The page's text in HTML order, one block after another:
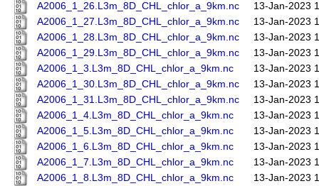
A2006_1_26.L3m_8D_CHL_chlor_a_9km.nc
13-Jan-2023
A2006_1_27.L3m_8D_CHL_chlor_a_9km.nc
13-Jan-2023
A2006_1_28.L3m_8D_CHL_chlor_a_9km.nc
13-Jan-2023
A2006_1_29.L3m_8D_CHL_chlor_a_9km.nc
13-Jan-2023
A2006_1_3.L3m_8D_CHL_chlor_a_9km.nc
13-Jan-2023
A2006_1_30.L3m_8D_CHL_chlor_a_9km.nc
13-Jan-2023
A2006_1_31.L3m_8D_CHL_chlor_a_9km.nc
13-Jan-2023
A2006_1_4.L3m_8D_CHL_chlor_a_9km.nc
13-Jan-2023
A2006_1_5.L3m_8D_CHL_chlor_a_9km.nc
13-Jan-2023
A2006_1_6.L3m_8D_CHL_chlor_a_9km.nc
13-Jan-2023
A2006_1_7.L3m_8D_CHL_chlor_a_9km.nc
13-Jan-2023
A2006_1_8.L3m_8D_CHL_chlor_a_9km.nc
13-Jan-2023